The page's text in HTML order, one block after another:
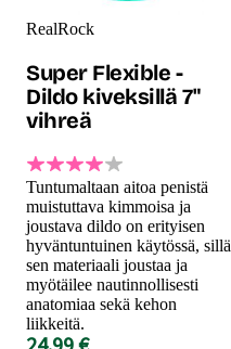
RealRock
Super Flexible -
Dildo kiveksillä 7"
vihreä
Tuntumaltaan aitoa penistä
muistuttava kimmoisa ja
joustava dildo on erityisen
hyväntuntuinen käytössä, sillä
sen materiaali joustaa ja
myötäilee nautinnollisesti
anatomiaa sekä kehon
liikkeitä.